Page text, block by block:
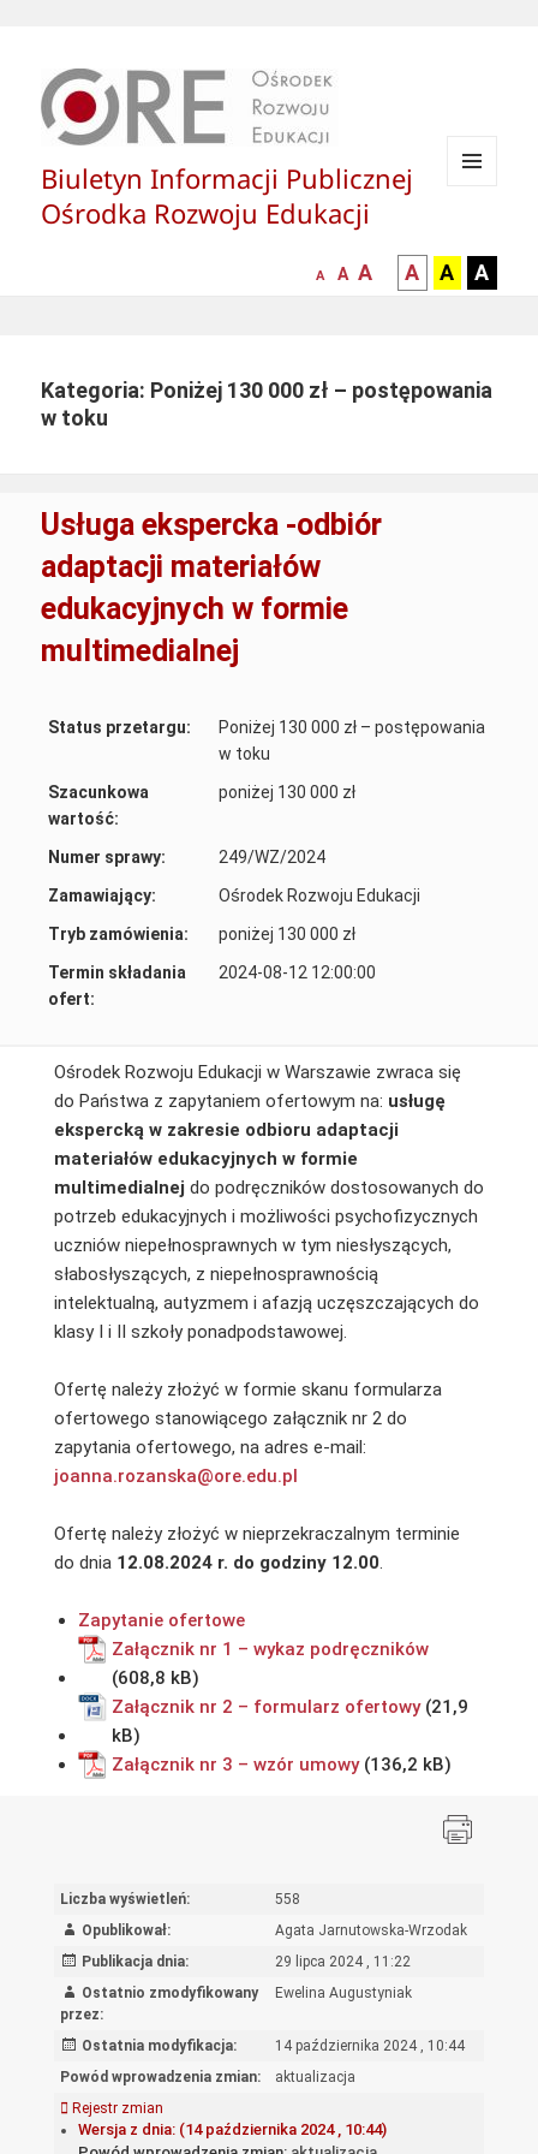
Biuletyn Informacji Publicznej
Ośrodka Rozwoju Edukacji
mniejsza
A
normalna
A
większa-
czcionka
A
kontrast
czarny
tle
A
kontrast
czarny
tle
A
żółty
tle
A
Kategoria: Poniżej 130 000 zł – postępowania
w toku
Usługa ekspercka -odbiór
adaptacji materiałów
edukacyjnych w formie
multimedialnej
Status przetargu:
Poniżej 130 000 zł – postępowania
w toku
Szacunkowa
wartość:
poniżej 130 000 zł
Numer sprawy:
249/WZ/2024
Zamawiający:
Ośrodek Rozwoju Edukacji
Tryb zamówienia:
poniżej 130 000 zł
Termin składania
ofert:
2024-08-12 12:00:00
Ośrodek Rozwoju Edukacji w Warszawie zwraca się
do Państwa z zapytaniem ofertowym na: usługę
ekspercką w zakresie odbioru adaptacji
materiałów edukacyjnych w formie
multimedialnej do podręczników dostosowanych do
potrzeb edukacyjnych i możliwości psychofizycznych
uczniów niepełnosprawnych w tym niesłyszących,
słabosłyszących, z niepełnosprawnością
intelektualną, autyzmem i afazją uczęszczających do
klasy I i II szkoły ponadpodstawowej.
Ofertę należy złożyć w formie skanu formularza
ofertowego stanowiącego załącznik nr 2 do
zapytania ofertowego, na adres e-mail:
joanna.rozanska@ore.edu.pl
Ofertę należy złożyć w nieprzekraczalnym terminie
do dnia 12.08.2024 r. do godziny 12.00.
Zapytanie ofertowe
Załącznik nr 1 – wykaz podręczników
Załącznik nr 2 – formularz ofertowy
Załącznik nr 3 – wzór umowy
Liczba wyświetleń:
558
Opublikował:
Agata Jarnutowska-Wrzodak
Publikacja dnia:
29 lipca 2024 , 11:22
Ostatnio zmodyfikowany
przez:
Ewelina Augustyniak
Ostatnia modyfikacja:
14 października 2024 , 10:44
Powód wprowadzenia zmian:
aktualizacja
Rejestr zmian
Wersja z dnia: (14 października 2024 , 10:44)